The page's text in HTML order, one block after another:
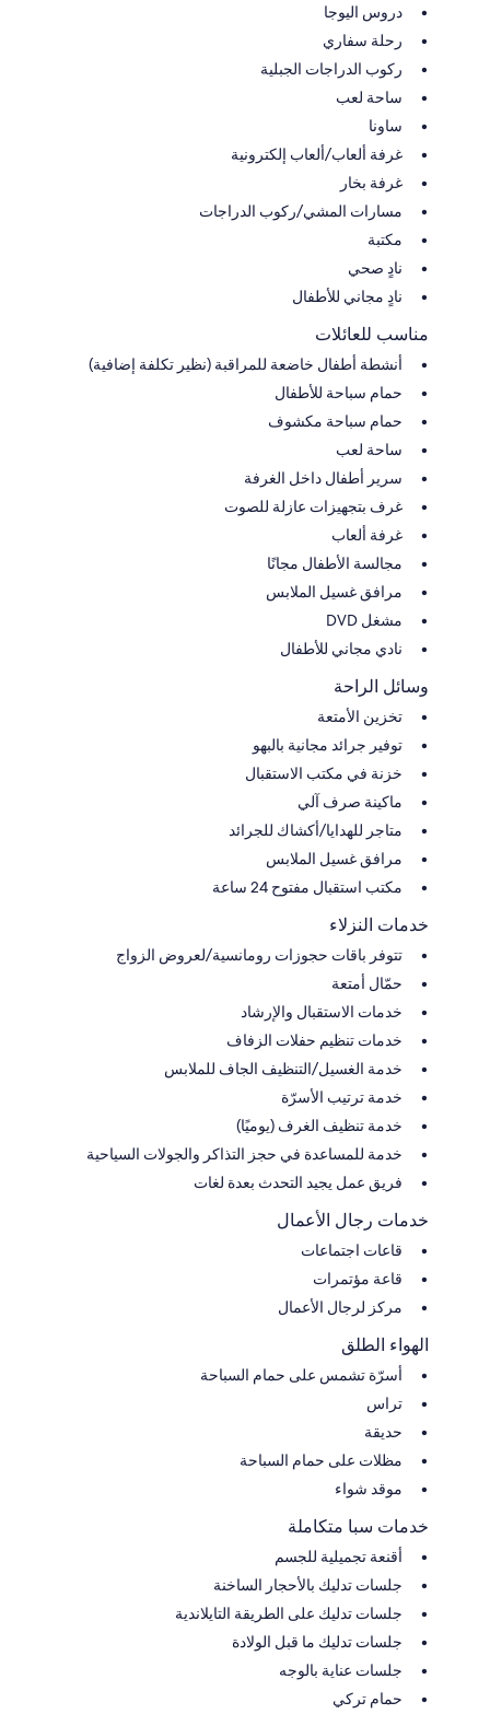
دروس اليوجا
رحلة سفاري
ركوب الدراجات الجبلية
ساحة لعب
ساونا
غرفة ألعاب/ألعاب إلكترونية
غرفة بخار
مسارات المشي/ركوب الدراجات
مكتبة
نادٍ صحي
نادٍ مجاني للأطفال
مناسب للعائلات
أنشطة أطفال خاضعة للمراقبة (نظير تكلفة إضافية)
حمام سباحة للأطفال
حمام سباحة مكشوف
ساحة لعب
سرير أطفال داخل الغرفة
غرف بتجهيزات عازلة للصوت
غرفة ألعاب
مجالسة الأطفال مجانًا
مرافق غسيل الملابس
مشغل DVD
نادي مجاني للأطفال
وسائل الراحة
تخزين الأمتعة
توفير جرائد مجانية بالبهو
خزنة في مكتب الاستقبال
ماكينة صرف آلي
متاجر للهدايا/أكشاك للجرائد
مرافق غسيل الملابس
مكتب استقبال مفتوح 24 ساعة
خدمات النزلاء
تتوفر باقات حجوزات رومانسية/لعروض الزواج
حمّال أمتعة
خدمات الاستقبال والإرشاد
خدمات تنظيم حفلات الزفاف
خدمة الغسيل/التنظيف الجاف للملابس
خدمة ترتيب الأسرّة
خدمة تنظيف الغرف (يوميًا)
خدمة للمساعدة في حجز التذاكر والجولات السياحية
فريق عمل يجيد التحدث بعدة لغات
خدمات رجال الأعمال
قاعات اجتماعات
قاعة مؤتمرات
مركز لرجال الأعمال
الهواء الطلق
أسرّة تشمس على حمام السباحة
تراس
حديقة
مظلات على حمام السباحة
موقد شواء
خدمات سبا متكاملة
أقنعة تجميلية للجسم
جلسات تدليك بالأحجار الساخنة
جلسات تدليك على الطريقة التايلاندية
جلسات تدليك ما قبل الولادة
جلسات عناية بالوجه
حمام تركي